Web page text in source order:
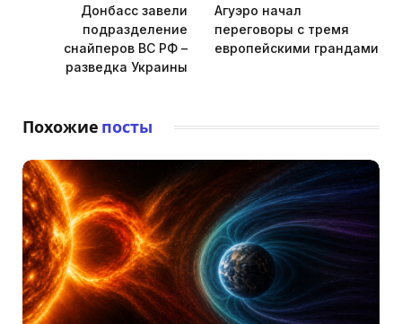
Донбасс завели
подразделение
снайперов ВС РФ –
разведка Украины
Агуэро начал
переговоры с тремя
европейскими грандами
Похожие посты